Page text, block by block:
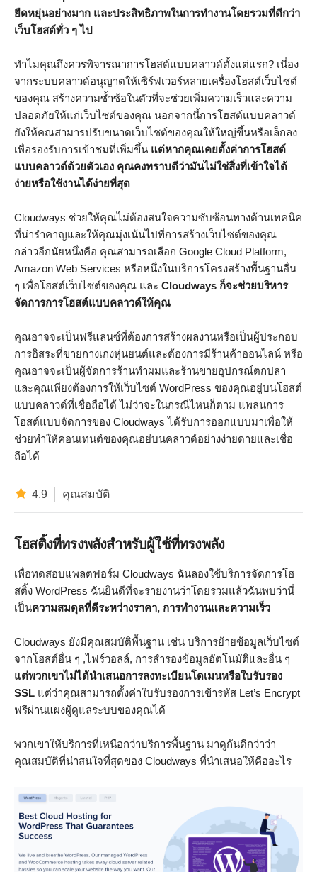
ยืดหยุ่นอย่างมาก และประสิทธิภาพในการทำงานโดยรวมที่ดีกว่า
เว็บโฮสต์ทั่ว ๆ ไป
ทำไมคุณถึงควรพิจารณาการโฮสต์แบบคลาวด์ตั้งแต่แรก? เนี่อง
จากระบบคลาวด์อนุญาตให้เซิร์ฟเวอร์หลายเครื่องโฮสต์เว็บไซต์
ของคุณ สร้างความซ้ำซ้อในตัวที่จะช่วยเพิ่มความเร็วและความ
ปลอดภัยให้แก่เว็บไซต์ของคุณ นอกจากนี้การโฮสต์แบบคลาวด์
ยังให้คณสามารปรับขนาดเว็บไซต์ของคุณให้ใหญ่ขึ้นหรือเล็กลง
เพื่อรองรับการเข้าชมที่เพิ่มขึ้น แต่หากคุณเคยตั้งค่าการโฮสต์
แบบคลาวด์ด้วยตัวเอง คุณคงทราบดีว่ามันไม่ใช่สิ่งที่เข้าใจได้
ง่ายหรือใช้งานได้ง่ายที่สุด
Cloudways ช่วยให้คุณไม่ต้องสนใจความซับซ้อนทางด้านเทคนิค
ที่น่ารำคาญและให้คุณมุ่งเน้นไปที่การสร้างเว็บไซต์ของคุณ
กล่าวอีกนัยหนึ่งคือ คุณสามารถเลือก Google Cloud Platform,
Amazon Web Services หรือหนึ่งในบริการโครงสร้างพื้นฐานอื่น
ๆ เพื่อโฮสต์เว็บไซต์ของคุณ และ Cloudways ก็จะช่วยบริหาร
จัดการการโฮสต์แบบคลาวด์ให้คุณ
คุณอาจจะเป็นฟรีแลนซ์ที่ต้องการสร้างผลงานหรือเป็นผู้ประกอบ
การอิสระที่ขายกางเกงหุ่นยนต์และต้องการมีร้านค้าออนไลน์ หรือ
คุณอาจจะเป็นผู้จัดการร้านทำผมและร้านขายอุปกรณ์ตกปลา
และคุณเพียงต้องการให้เว็บไซต์ WordPress ของคุณอยู่บนโฮสต์
แบบคลาวด์ที่เชื่อถือได้ ไม่ว่าจะในกรณีไหนก็ตาม แพลนการ
โฮสต์แบบจัดการของ Cloudways ได้รับการออกแบบมาเพื่อให้
ช่วยทำให้คอนเทนต์ของคุณอย่บนคลาวด์อย่างง่ายดายและเชื่อ
ถือได้
4.9 คุณสมบัติ
โฮสติ้งที่ทรงพลังสำหรับผู้ใช้ที่ทรงพลัง
เพื่อทดสอบแพลตฟอร์ม Cloudways ฉันลองใช้บริการจัดการโฮ
สติ้ง WordPress ฉันยินดีที่จะรายงานว่าโดยรวมแล้วฉันพบว่านี่
เป็นความสมดุลที่ดีระหว่างราคา, การทำงานและความเร็ว
Cloudways ยังมีคุณสมบัติพื้นฐาน เช่น บริการย้ายข้อมูลเว็บไซต์
จากโฮสต์อื่น ๆ ,ไฟร์วอลล์, การสำรองข้อมูลอัตโนมัติและอื่น ๆ
แต่พวกเขาไม่ได้นำเสนอการลงทะเบียนโดเมนหรือใบรับรอง
SSL แต่ว่าคุณสามารถตั้งค่าใบรับรองการเข้ารหัส Let’s Encrypt
ฟรีผ่านแผงผู้ดูแลระบบของคุณได้
พวกเขาให้บริการที่เหนือกว่าบริการพื้นฐาน มาดูกันดีกว่าว่า
คุณสมบัติที่น่าสนใจที่สุดของ Cloudways ที่นำเสนอให้คืออะไร